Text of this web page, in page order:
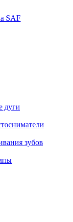
SAF
дуги
зубов